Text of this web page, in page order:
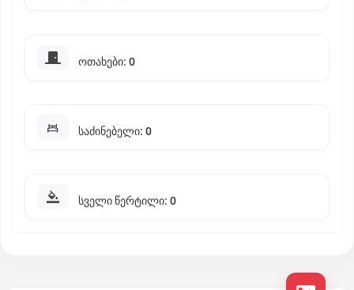
ოთახები: 0
საძინებელი: 0
სველი წერტილი: 0